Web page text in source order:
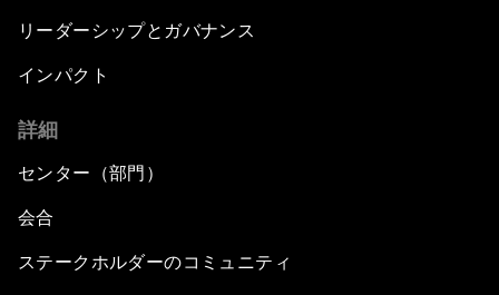
リーダーシップとガバナンス
インパクト
詳細
センター（部門）
会合
ステークホルダーのコミュニティ